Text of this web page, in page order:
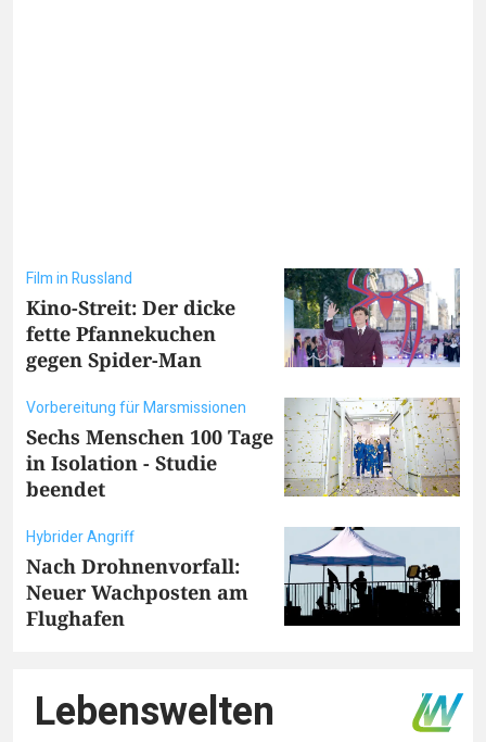
Film in Russland
Kino-Streit: Der dicke
fette Pfannekuchen
gegen Spider-Man
Vorbereitung für Marsmissionen
Sechs Menschen 100 Tage
in Isolation - Studie
beendet
Hybrider Angriff
Nach Drohnenvorfall:
Neuer Wachposten am
Flughafen
Lebenswelten